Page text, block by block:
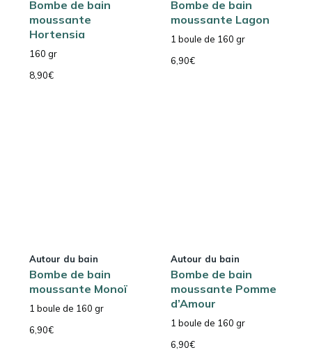
Bombe de bain
moussante
Hortensia
160 gr
8,90€
Bombe de bain
moussante Lagon
1 boule de 160 gr
6,90€
Autour du bain
Bombe de bain
moussante Monoï
1 boule de 160 gr
6,90€
Autour du bain
Bombe de bain
moussante Pomme
d’Amour
1 boule de 160 gr
6,90€